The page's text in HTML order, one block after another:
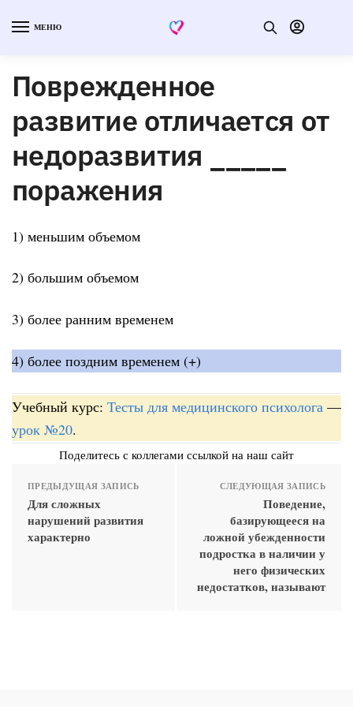
МЕНЮ
Поврежденное
развитие отличается от
недоразвития _____
поражения
1) меньшим объемом
2) большим объемом
3) более ранним временем
4) более поздним временем (+)
Учебный курс: Тесты для медицинского психолога —
урок №20.
Поделитесь с коллегами ссылкой на наш сайт
ПРЕДЫДУЩАЯ ЗАПИСЬ
Для сложных
нарушений развития
характерно
СЛЕДУЮЩАЯ ЗАПИСЬ
Поведение,
базирующееся на
ложной убежденности
подростка в наличии у
него физических
недостатков, называют